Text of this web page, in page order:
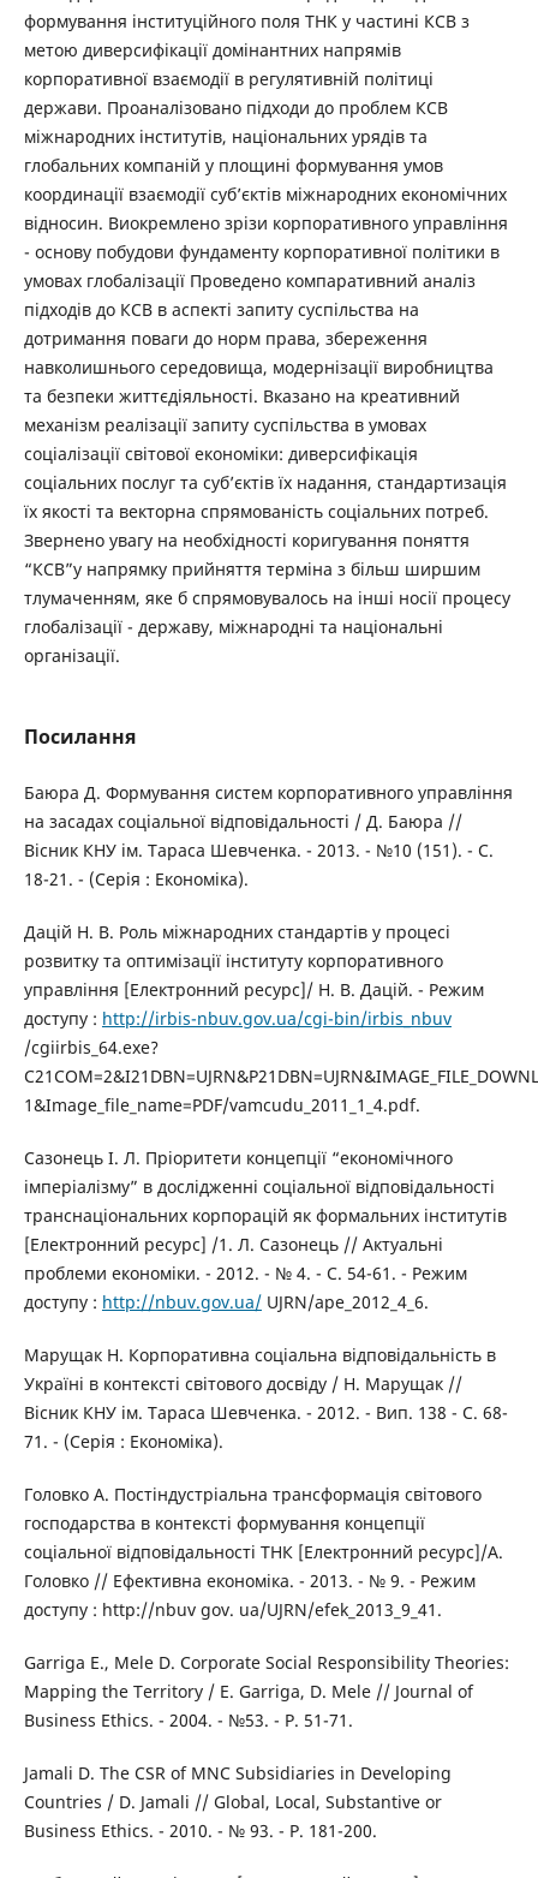
формування інституційного поля ТНК у частині КСВ з
метою диверсифікації домінантних напрямів
корпоративної взаємодії в регулятивній політиці
держави. Проаналізовано підходи до проблем КСВ
міжнародних інститутів, національних урядів та
глобальних компаній у площині формування умов
координації взаємодії суб’єктів міжнародних економічних
відносин. Виокремлено зрізи корпоративного управління
- основу побудови фундаменту корпоративної політики в
умовах глобалізації Проведено компаративний аналіз
підходів до КСВ в аспекті запиту суспільства на
дотримання поваги до норм права, збереження
навколишнього середовища, модернізації виробництва
та безпеки життєдіяльності. Вказано на креативний
механізм реалізації запиту суспільства в умовах
соціалізації світової економіки: диверсифікація
соціальних послуг та суб’єктів їх надання, стандартизація
їх якості та векторна спрямованість соціальних потреб.
Звернено увагу на необхідності коригування поняття
“КСВ”у напрямку прийняття терміна з більш ширшим
тлумаченням, яке б спрямовувалось на інші носії процесу
глобалізації - державу, міжнародні та національні
організації.
Посилання
Баюра Д. Формування систем корпоративного управління
на засадах соціальної відповідальності / Д. Баюра //
Вісник КНУ ім. Тараса Шевченка. - 2013. - №10 (151). - С.
18-21. - (Серія : Економіка).
Дацій Н. В. Роль міжнародних стандартів у процесі
розвитку та оптимізації інституту корпоративного
управління [Електронний ресурс]/ Н. В. Дацій. - Режим
доступу : http://irbis-nbuv.gov.ua/cgi-bin/irbis_nbuv
/cgiirbis_64.exe?
1&Image_file_name=PDF/vamcudu_2011_1_4.pdf.
Сазонець І. Л. Пріоритети концепції “економічного
імперіалізму” в дослідженні соціальної відповідальності
транснаціональних корпорацій як формальних інститутів
[Електронний ресурс] /1. Л. Сазонець // Актуальні
проблеми економіки. - 2012. - № 4. - С. 54-61. - Режим
доступу : http://nbuv.gov.ua/UJRN/ape_2012_4_6.
Марущак Н. Корпоративна соціальна відповідальність в
Україні в контексті світового досвіду / Н. Марущак //
Вісник КНУ ім. Тараса Шевченка. - 2012. - Вип. 138 - С. 68-
71. - (Серія : Економіка).
Головко А. Постіндустріальна трансформація світового
господарства в контексті формування концепції
соціальної відповідальності ТНК [Електронний ресурс]/А.
Головко // Ефективна економіка. - 2013. - № 9. - Режим
доступу : http://nbuv gov. ua/UJRN/efek_2013_9_41.
Garriga E., Mele D. Corporate Social Responsibility Theories:
Mapping the Territory / E. Garriga, D. Mele // Journal of
Business Ethics. - 2004. - №53. - P. 51-71.
Jamali D. The CSR of MNC Subsidiaries in Developing
Countries / D. Jamali // Global, Local, Substantive or
Business Ethics. - 2010. - № 93. - P. 181-200.